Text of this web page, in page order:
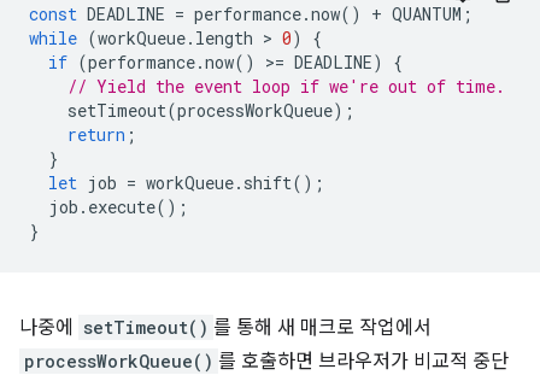
const DEADLINE = performance.now() + QUANTUM ;
while (workQueue. length > 0)
{
if (performance.now() >= DEADLINE)
{
// Yield the event loop if we're out of time.
setTimeout(processWorkQueue);
return ;
}
let job = workQueue. shift();
job . execute();
}
나중에 setTimeout() 를 통해 새 매크로 작업에서
processWorkQueue() 를 호출하면 브라우저가 비교적 중단